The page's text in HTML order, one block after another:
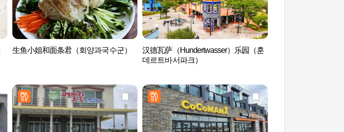
生鱼小姐和面条君（회양과국수군）
汉德瓦萨（Hundertwasser）乐园（훈
데르트바서파크）